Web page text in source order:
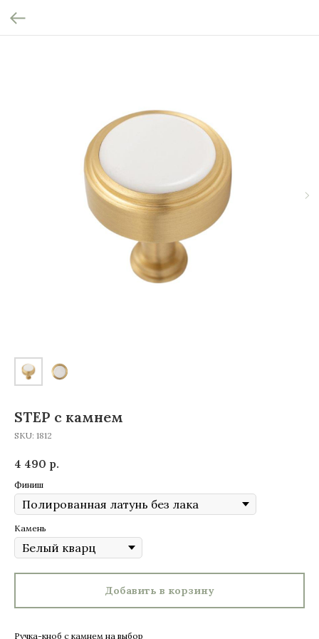
STEP c камнем
SKU: 1812
4 490 р.
Финиш
Камень
Добавить в корзину
Ручка-кноб с камнем на выбор